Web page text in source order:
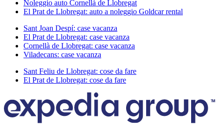
Noleggio auto Cornellà de Llobregat
El Prat de Llobregat: auto a noleggio Goldcar rental
Sant Joan Despí: case vacanza
El Prat de Llobregat: case vacanza
Cornellà de Llobregat: case vacanza
Viladecans: case vacanza
Sant Feliu de Llobregat: cose da fare
El Prat de Llobregat: cose da fare